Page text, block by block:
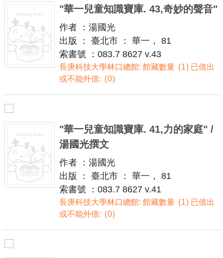
"華一兒童知識寶庫. 43,奇妙的聲音"
作者 ：湯國光
出版 ： 臺北市 ： 華一， 81
索書號 ：083.7 8627 v.43
長庚科技大學林口總館: 館藏數量 1 已借出
或不能外借:
0
"華一兒童知識寶庫. 41,力的家庭" /
湯國光撰文
作者 ：湯國光
出版 ： 臺北市 ： 華一， 81
索書號 ：083.7 8627 v.41
長庚科技大學林口總館: 館藏數量 1 已借出
或不能外借:
0